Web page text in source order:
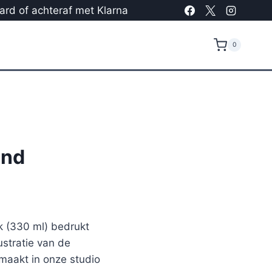
of achteraf met Klarna
0
(330 ml) bedrukt
van de
in onze studio